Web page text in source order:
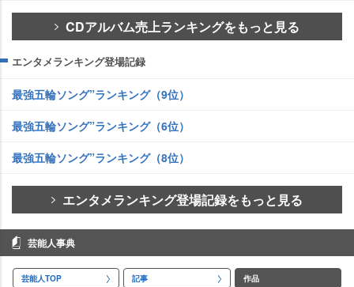
CDアルバム売上ランキングをもっと見る
エンタメランキング登場記録
最強五輪ソング”ランキング（9位）
最強五輪ソング”ランキング（6位）
最強五輪ソング”ランキング（8位）
エンタメランキング登場記録をもっと見る
芸能人事典
芸能人TOP 記事 作品